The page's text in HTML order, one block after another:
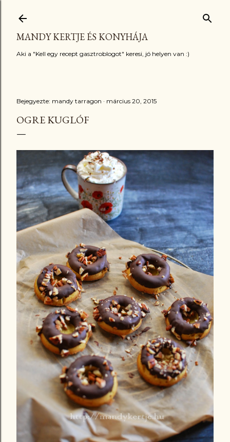
MANDY KERTJE ÉS KONYHÁJA
Aki a "Kell egy recept gasztroblogot" keresi, jó helyen van :)
Bejegyezte: mandy tarragon március 20, 2015
OGRE KUGLÓF